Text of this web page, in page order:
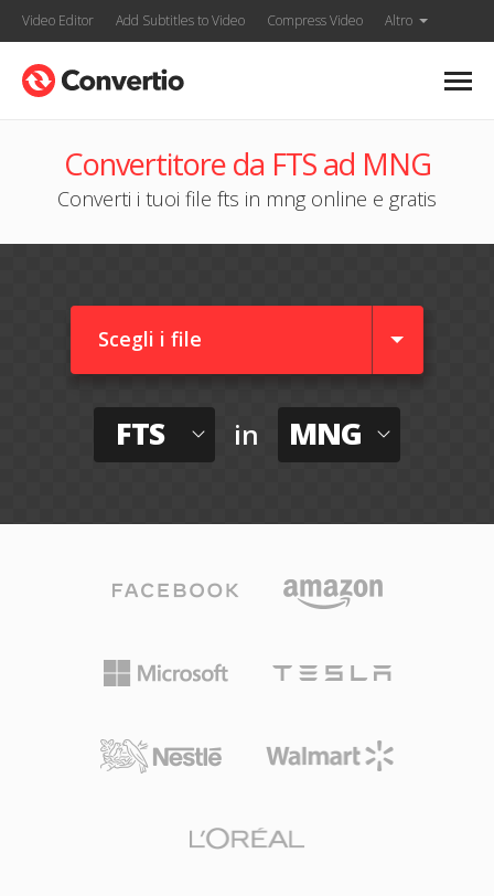
Video Editor Add Subtitles to Video Compress Video Altro
Convertitore da FTS ad MNG
Converti i tuoi file fts in mng online e gratis
Scegli i file
FTS in MNG